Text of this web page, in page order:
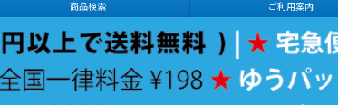
商品検索 ご利用案内